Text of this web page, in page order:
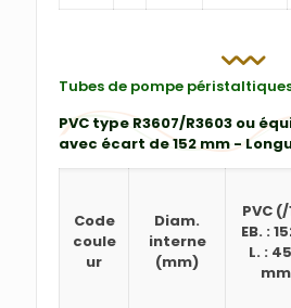
Tubes de pompe péristaltiques
PVC type R3607/R3603 ou
avec écart de 152 mm -
Code
coule
ur
Diam.
interne
(mm)
PVC(/
EB. :
L. :
mm